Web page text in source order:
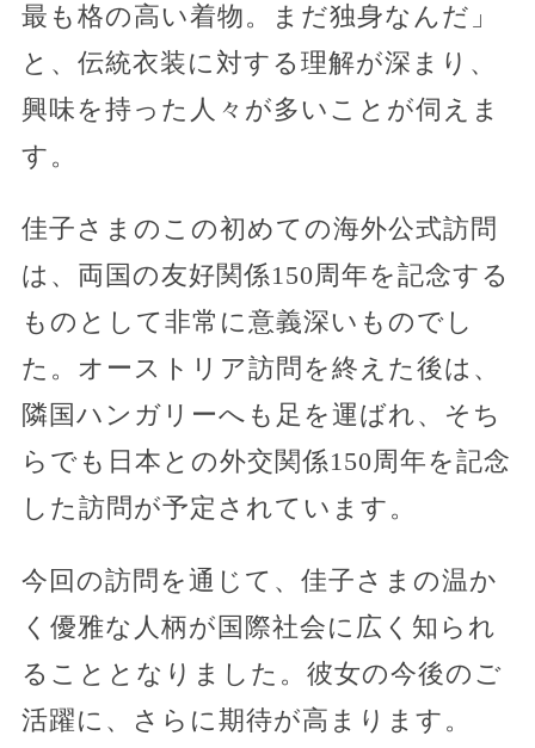
最も格の高い着物。まだ独身なんだ」
と、伝統衣装に対する理解が深まり、
興味を持った人々が多いことが伺えま
す。
佳子さまのこの初めての海外公式訪問
は、両国の友好関係150周年を記念する
ものとして非常に意義深いものでし
た。オーストリア訪問を終えた後は、
隣国ハンガリーへも足を運ばれ、そち
らでも日本との外交関係150周年を記念
した訪問が予定されています。
今回の訪問を通じて、佳子さまの温か
く優雅な人柄が国際社会に広く知られ
ることとなりました。彼女の今後のご
活躍に、さらに期待が高まります。